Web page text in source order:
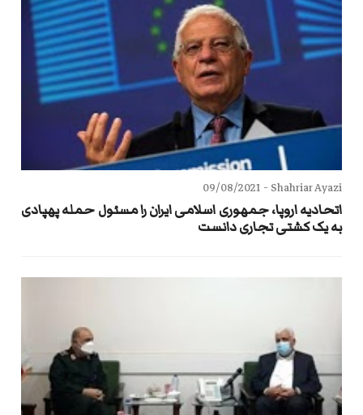
Shahriar Ayazi -
09/08/2021
اتحادیه اروپا، جمهوری اسلامی ایران را مسئول حمله پهپادی
به یک کشتی تجاری دانست